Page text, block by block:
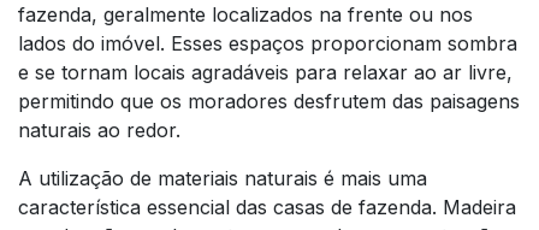
fazenda, geralmente localizados na frente ou nos
lados do imóvel. Esses espaços proporcionam sombra
e se tornam locais agradáveis para relaxar ao ar livre,
permitindo que os moradores desfrutem das paisagens
naturais ao redor.
A utilização de materiais naturais é mais uma
característica essencial das casas de fazenda. Madeira